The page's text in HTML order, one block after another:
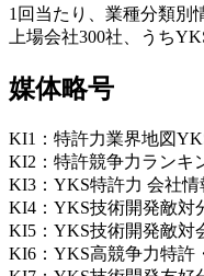
1回当たり、業種分類別
上場会社300社、うち
媒体略号
KI1：特許力業界地図
KI2：特許競争力ランキ
KI3：YKS特許力 会社情
KI4：YKS技術開発敵対
KI5：YKS技術開発敵対
KI6：YKS高競争力特許